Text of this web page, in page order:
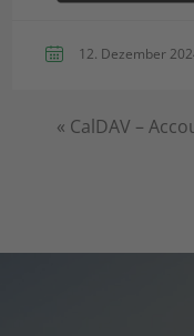
12. Dezember
« CalDAV –